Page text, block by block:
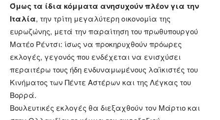
Όμως τα ίδια κόμματα ανησυχούν πλέον για την
Ιταλία, την τρίτη μεγαλύτερη οικονομία της
ευρωζώνης, μετά την παραίτηση του πρωθυπουργού
Ματέο Ρέντσι: ίσως να προκηρυχθούν πρόωρες
εκλογές, γεγονός που ενδέχεται να ενισχύσει
περαιτέρω τους ήδη ενδυναμωμένους λαϊκιστές του
Κινήματος των Πέντε Αστέρων και της Λέγκας του
Βορρά.
Βουλευτικές εκλογές θα διεξαχθούν τον Μάρτιο και